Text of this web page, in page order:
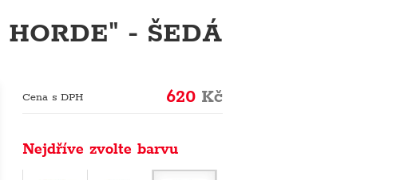
- ŠEDÁ
Cena s DPH 620 Kč
Nejdříve zvolte barvu